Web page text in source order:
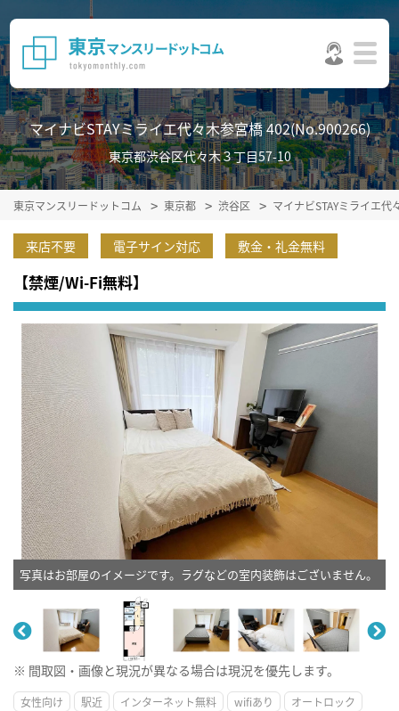
マイナビSTAYミライエ代々木参宮橋 402(No.900266)
東京都渋谷区代々木３丁目57-10
東京マンスリードットコム 東京都 渋谷区 マイナビSTAYミライエ
来店不要 電子サイン対応 敷金・礼金無料
【禁煙/Wi-Fi無料】
写真はお部屋のイメージです。ラグなどの室内装飾はございません。
※ 間取図・画像と現況が異なる場合は現況を優先します。
女性向け 駅近 インターネット無料 wifiあり
オートロック